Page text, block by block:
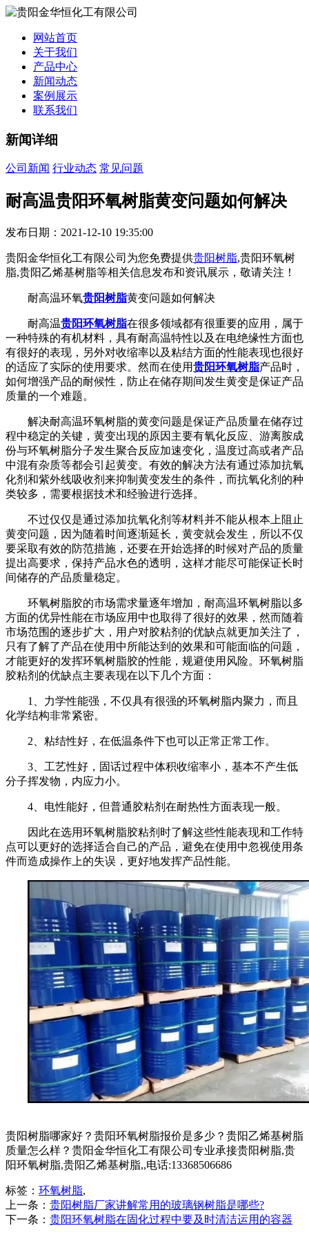
网站首页
关于我们
产品中心
新闻动态
案例展示
联系我们
新闻详细
公司新闻 行业动态 常见问题
耐高温贵阳环氧树脂黄变问题如何解决
发布日期：2021-12-10 19:35:00
贵阳金华恒化工有限公司为您免费提供贵阳树脂,贵阳环氧树
脂,贵阳乙烯基树脂等相关信息发布和资讯展示，敬请关注！
耐高温环氧贵阳树脂黄变问题如何解决
耐高温贵阳环氧树脂在很多领域都有很重要的应用，属于
一种特殊的有机材料，具有耐高温特性以及在电绝缘性方面也
有很好的表现，另外对收缩率以及粘结方面的性能表现也很好
的适应了实际的使用要求。然而在使用贵阳环氧树脂产品时，
如何增强产品的耐候性，防止在储存期间发生黄变是保证产品
质量的一个难题。
解决耐高温环氧树脂的黄变问题是保证产品质量在储存过
程中稳定的关键，黄变出现的原因主要有氧化反应、游离胺成
份与环氧树脂分子发生聚合反应加速变化，温度过高或者产品
中混有杂质等都会引起黄变。有效的解决方法有通过添加抗氧
化剂和紫外线吸收剂来抑制黄变发生的条件，而抗氧化剂的种
类较多，需要根据技术和经验进行选择。
不过仅仅是通过添加抗氧化剂等材料并不能从根本上阻止
黄变问题，因为随着时间逐渐延长，黄变就会发生，所以不仅
要采取有效的防范措施，还要在开始选择的时候对产品的质量
提出高要求，保持产品水色的透明，这样才能尽可能保证长时
间储存的产品质量稳定。
环氧树脂胶的市场需求量逐年增加，耐高温环氧树脂以多
方面的优异性能在市场应用中也取得了很好的效果，然而随着
市场范围的逐步扩大，用户对胶粘剂的优缺点就更加关注了，
只有了解了产品在使用中所能达到的效果和可能面临的问题，
才能更好的发挥环氧树脂胶的性能，规避使用风险。环氧树脂
胶粘剂的优缺点主要表现在以下几个方面：
1、力学性能强，不仅具有很强的环氧树脂内聚力，而且
化学结构非常紧密。
2、粘结性好，在低温条件下也可以正常正常工作。
3、工艺性好，固话过程中体积收缩率小，基本不产生低
分子挥发物，内应力小。
4、电性能好，但普通胶粘剂在耐热性方面表现一般。
因此在选用环氧树脂胶粘剂时了解这些性能表现和工作特
点可以更好的选择适合自己的产品，避免在使用中忽视使用条
件而造成操作上的失误，更好地发挥产品性能。
贵阳树脂哪家好？贵阳环氧树脂报价是多少？贵阳乙烯基树脂
质量怎么样？贵阳金华恒化工有限公司专业承接贵阳树脂,贵
阳环氧树脂,贵阳乙烯基树脂,,电话:13368506686
标签： 环氧树脂,
上一条： 贵阳树脂厂家讲解常用的玻璃钢树脂是哪些?
下一条： 贵阳环氧树脂在固化过程中要及时清洁运用的容器